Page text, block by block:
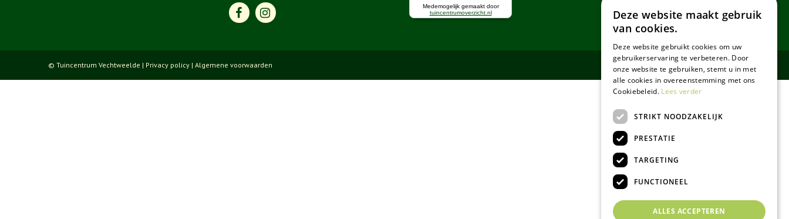
© Tuincentrum Vechtweelde | Privacy policy | Algemene voorwaarden
Deze website maakt gebruik
van cookies.
Deze website gebruikt cookies om uw
gebruikerservaring te verbeteren. Door
onze website te gebruiken, stemt u in met
alle cookies in overeenstemming met ons
Cookiebeleid. Lees verder
STRIKT NOODZAKELIJK
PRESTATIE
TARGETING
FUNCTIONEEL
ALLES ACCEPTEREN